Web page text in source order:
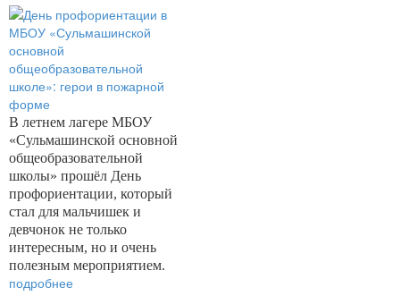
В летнем лагере МБОУ
«Сульмашинской основной
общеобразовательной
школы» прошёл День
профориентации, который
стал для мальчишек и
девчонок не только
интересным, но и очень
полезным мероприятием.
подробнее